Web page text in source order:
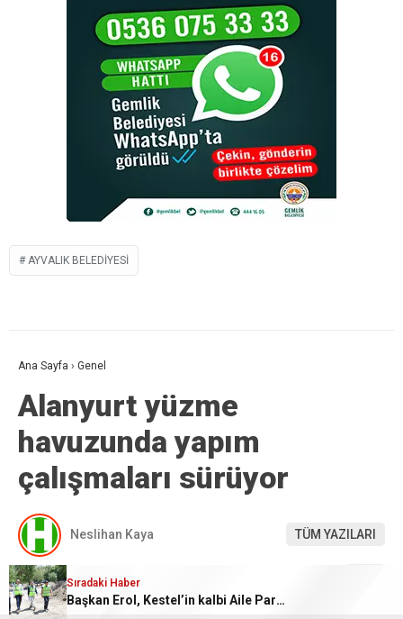
AYVALIK BELEDIYESI
Ana Sayfa › Genel
Alanyurt yüzme
havuzunda yapım
çalışmaları sürüyor
Neslihan Kaya TÜM YAZILARI
Giriş: 06-08-2026 11:32
Güncelleme: 06-08-2026 11:32
Kaynak: İHA
Sıradaki Haber
Başkan Erol, Kestel’in kalbi Aile Parkı’ndaki çalışmaları inceledi